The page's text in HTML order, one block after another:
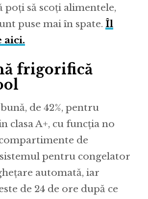
poți să scoți alimentele,
puse mai în spate. Îl
aici.
frigorifică
de 42%, pentru
clasa A+, cu funcția no
de
pentru congelator
automată, iar
de 24 de ore după ce